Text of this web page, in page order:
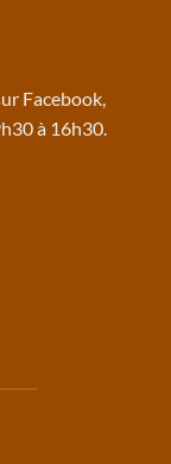
Facebook,
à 16h30.